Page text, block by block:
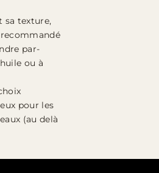
sa texture,
par-
ou à
pour les
(au delà